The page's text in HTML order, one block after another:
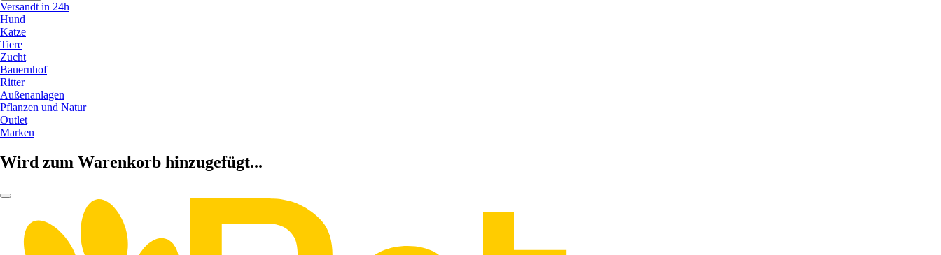
Versandt in 24h
Hund
Katze
Tiere
Zucht
Bauernhof
Ritter
Außenanlagen
Pflanzen und Natur
Outlet
Marken
Wird zum Warenkorb hinzugefügt...